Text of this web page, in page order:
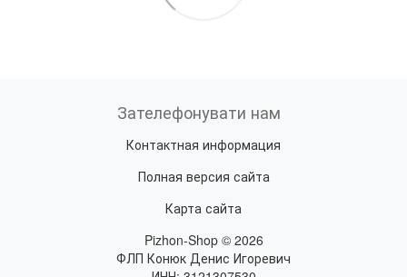
Зателефонувати нам
Контактная информация
Полная версия сайта
Карта сайта
Pizhon-Shop © 2026
ФЛП Конюк Денис Игоревич